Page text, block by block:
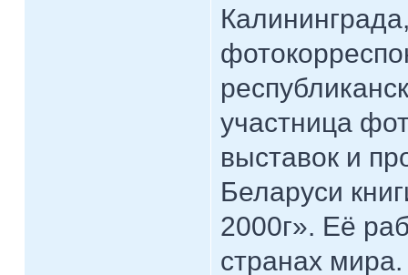
участница
выставок и
Беларуси
2000г». Её
странах мира.